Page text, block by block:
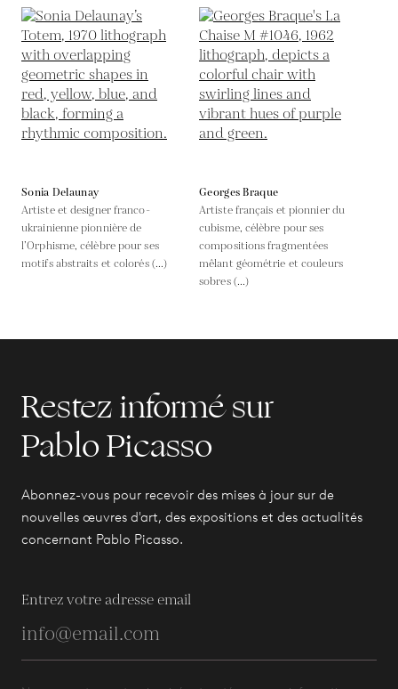
Sonia Delaunay
Artiste et designer franco-
ukrainienne pionnière de
l’Orphisme, célèbre pour ses
motifs abstraits et colorés (...)
Georges Braque
Artiste français et pionnier du
cubisme, célèbre pour ses
compositions fragmentées
mêlant géométrie et couleurs
sobres (...)
Restez informé sur
Pablo Picasso
Abonnez-vous pour recevoir des mises à jour sur de
nouvelles œuvres d'art, des expositions et des actualités
concernant Pablo Picasso.
Entrez votre adresse email